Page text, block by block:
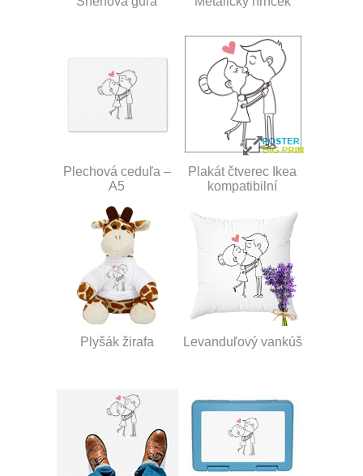
Plechová ceduľa –
A5
Plakát čtverec Ikea
kompatibilní
Plyšák žirafa Levanduľový vankúš